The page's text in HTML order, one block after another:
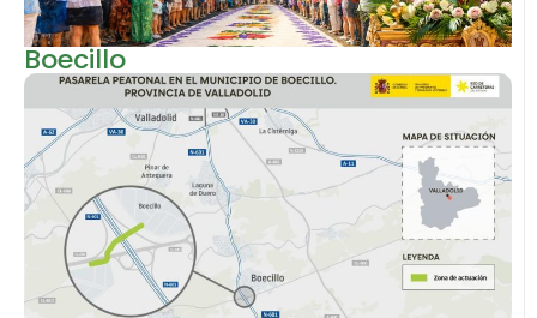
Boecillo